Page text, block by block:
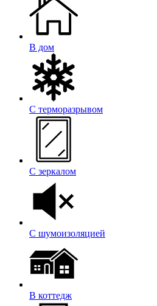
В дом
С терморазрывом
С зеркалом
С шумоизоляцией
В коттедж